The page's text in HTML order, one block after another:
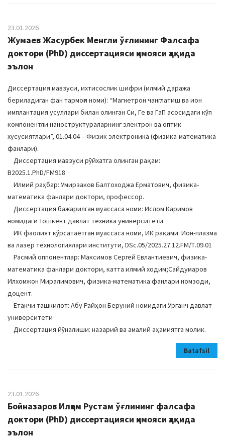
23.01.2026
Жумаев Жасурбек Менгли ўғлининг Фалсафа
доктори (PhD) диссертацияси ҳимояси ҳақида
эълон
Диссертация мавзуси, ихтисослик шифри (илмий даража
бериладиган фан тармоғи номи): “Магнетрон чанглатиш ва ион
имплантация усуллари билан олинган Си, Ге ва ГаП асосидаги кўп
компонентли наноструктураларнинг электрон ва оптик
хусусиятлари”, 01.04.04 – Физик электроника (физика-математика
фанлари).
Диссертация мавзуси рўйхатга олинган рақам:
В2025.1.PhD/FM918
Илмий раҳбар: Умирзаков Балтоходжа Ерматович, физика-
математика фанлари доктори, профессор.
Диссертация бажарилган муассаса номи: Ислом Каримов
номидаги Тошкент давлат техника университети.
ИК фаолият кўрсатаётган муассаса номи, ИК рақами: Ион-плазма
ва лазер технологиялари институти, DSc.05/2025.27.12.FM/Т.09.01
Расмий оппонентлар: Максимов Сергей Евлантиевич, физика-
математика фанлари доктори, катта илмий ходим;Сайдумаров
Илхомжон Миралимович, физика-математика фанлари номзоди,
доцент.
Етакчи ташкилот: Абу Райҳон Беруний номидаги Урганч давлат
университети
Диссертация йўналиши: назарий ва амалий аҳамиятга молик.
Batafsil
23.01.2026
Бойназаров Илҳом Рустам ўғлининг фалсафа
доктори (PhD) диссертацияси ҳимояси ҳақида
эълон